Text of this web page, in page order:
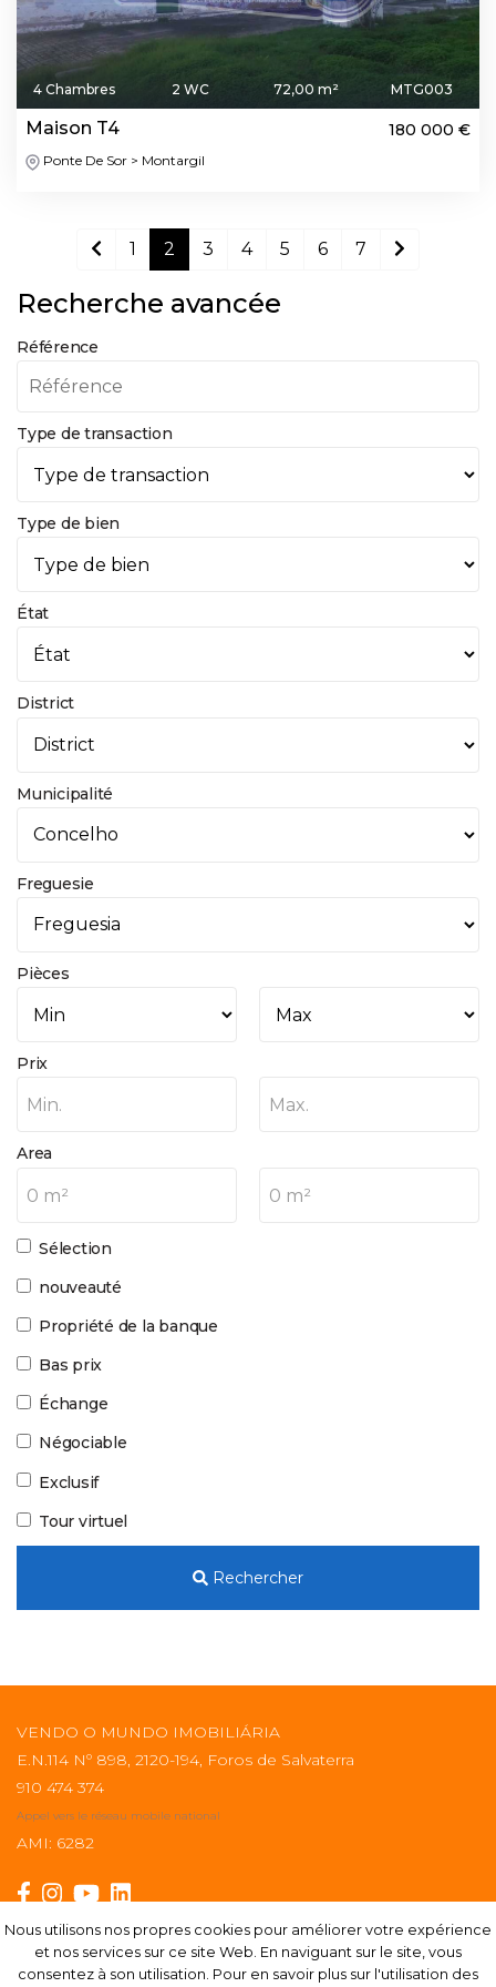
Nous utilisons nos propres cookies pour améliorer votre expérience
et nos services sur ce site Web. En naviguant sur le site, vous
consentez à son utilisation. Pour en savoir plus sur l'utilisation des
4 Chambres 2 WC 72,00 m² MTG003
Maison T4 180 000 €
Ponte De Sor > Montargil
1 2 3 4 5 6 7
Recherche avancée
Référence
Type de transaction
Type de bien
État
District
Municipalité
Freguesie
Pièces
Prix
Min. Max.
Area
0 m² 0 m²
Sélection
nouveauté
Propriété de la banque
Bas prix
Échange
Négociable
Exclusif
Tour virtuel
Rechercher
VENDO O MUNDO IMOBILIÁRIA
E.N.114 Nº 898, 2120-194, Foros de Salvaterra
910 474 374
Appel vers le réseau mobile national
AMI: 6282
S'abonner
Nous utilisons nos propres cookies pour améliorer votre expérience
et nos services sur ce site Web. En naviguant sur le site, vous
consentez à son utilisation. Pour en savoir plus sur l'utilisation des